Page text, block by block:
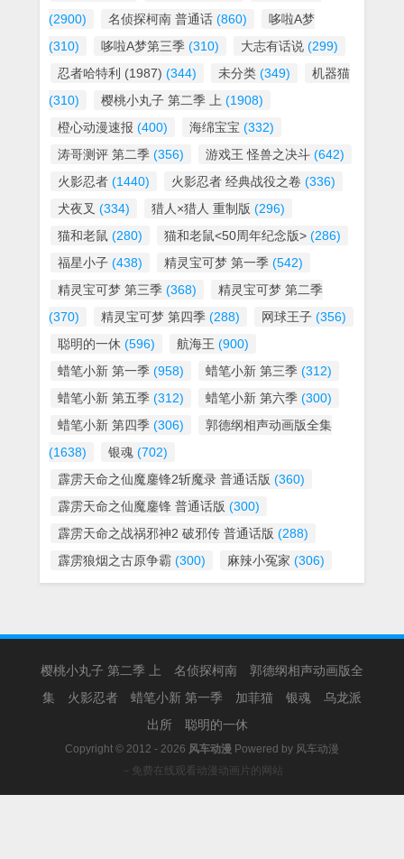
(2900)
名侦探柯南 普通话 (860)
哆啦A梦
(310)
哆啦A梦第三季 (310) 大志有话说 (299)
忍者哈特利 (1987) (344) 未分类 (349)
机器猫
(310)
樱桃小丸子 第二季 上 (1908)
橙心动漫速报 (400) 海绵宝宝 (332)
涛哥测评 第二季 (356) 游戏王 怪兽之决斗 (642)
火影忍者 (1440) 火影忍者 经典战役之卷 (336)
犬夜叉 (334) 猎人×猎人 重制版 (296)
猫和老鼠 (280) 猫和老鼠<50周年纪念版> (286)
福星小子 (438) 精灵宝可梦 第一季 (542)
精灵宝可梦 第三季 (368)
精灵宝可梦 第二季
(370)
精灵宝可梦 第四季 (288) 网球王子 (356)
聪明的一休 (596) 航海王 (900)
蜡笔小新 第一季 (958) 蜡笔小新 第三季 (312)
蜡笔小新 第五季 (312) 蜡笔小新 第六季 (300)
蜡笔小新 第四季 (306)
郭德纲相声动画版全集
(1638)
银魂 (702)
霹雳天命之仙魔鏖锋2斩魔录 普通话版 (360)
霹雳天命之仙魔鏖锋 普通话版 (300)
霹雳天命之战祸邪神2 破邪传 普通话版 (288)
霹雳狼烟之古原争霸 (300) 麻辣小冤家 (306)
樱桃小丸子 第二季 上 名侦探柯南
郭德纲相声动画版全
集
火影忍者 蜡笔小新 第一季 加菲猫 银魂
乌龙派
出所
聪明的一休
Copyright © 2012 - 2026 风车动漫 Powered by 风车动漫
－免费在线观看动漫动画片的网站